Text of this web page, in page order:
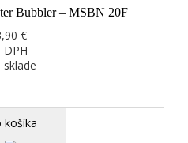
Bubbler – MSBN 20F
€
DPH
sklade
košíka